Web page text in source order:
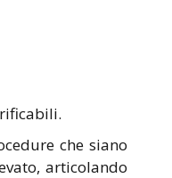
che siano
articolando